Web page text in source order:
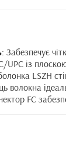
: Забезпечує
UPC із
LSZH
волокна
FC